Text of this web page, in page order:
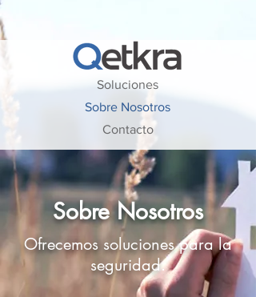
Soluciones
Sobre Nosotros
Contacto
Sobre Nosotros
Ofrecemos soluciones para la
seguridad.